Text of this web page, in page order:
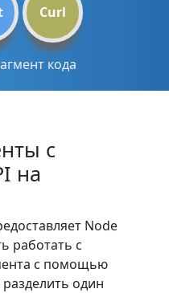
Curl
кода
с
на
Node
работать с
с помощью
разделить один